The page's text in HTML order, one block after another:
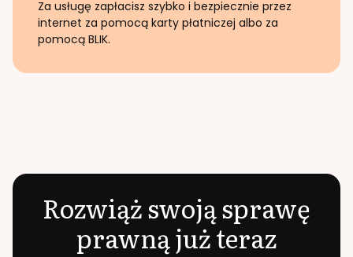
Za usługę zapłacisz szybko i bezpiecznie przez
internet za pomocą karty płatniczej albo za
pomocą BLIK.
Rozwiąż swoją sprawę
prawną już teraz